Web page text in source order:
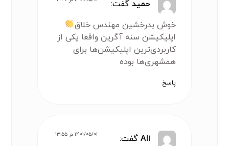
حمید گفت:
خوش بدرخشین مهندس خلاق
اپلیکیشن سنه آگرین واقعا یکی از
کاربردی‌ترین اپلیکیشن‌ها برای
همشهری‌ها بوده
پاسخ
Ali گفت: ۱۴۰۱/۰۵/۰۱ در ۱۳:۵۵